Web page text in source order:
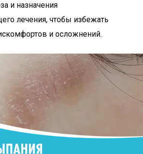
и назначения
лечения, чтобы избежать
и осложнений.